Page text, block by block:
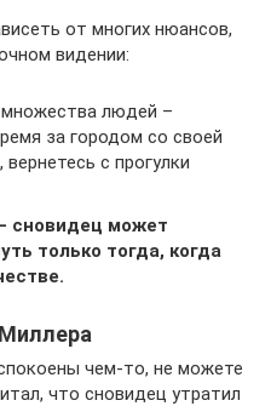
от многих нюансов,
видении:
людей –
за городом со своей
с прогулки
сновидец может
только тогда, когда
чем-то, не можете
что сновидец утратил